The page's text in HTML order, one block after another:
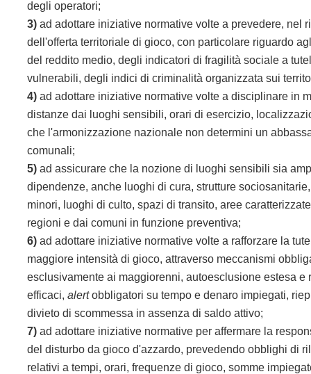
degli operatori;
3) ad adottare iniziative normative volte a prevedere,
dell'offerta territoriale di gioco, con particolare riguardo
del reddito medio, degli indicatori di fragilità sociale a
vulnerabili, degli indici di criminalità organizzata sui
4) ad adottare iniziative normative volte a disciplinare in
distanze dai luoghi sensibili, orari di esercizio,
che l'armonizzazione nazionale non determini un
comunali;
5) ad assicurare che la nozione di luoghi sensibili sia
dipendenze, anche luoghi di cura, strutture
minori, luoghi di culto, spazi di transito, aree
regioni e dai comuni in funzione preventiva;
6) ad adottare iniziative normative volte a rafforzare la
maggiore intensità di gioco, attraverso meccanismi
esclusivamente ai maggiorenni, autoesclusione estesa
efficaci,alertobbligatori su tempo e denaro impiegati,
divieto di scommessa in assenza di saldo attivo;
7) ad adottare iniziative normative per affermare la
del disturbo da gioco d'azzardo, prevedendo obblighi di
relativi a tempi, orari, frequenze di gioco, somme